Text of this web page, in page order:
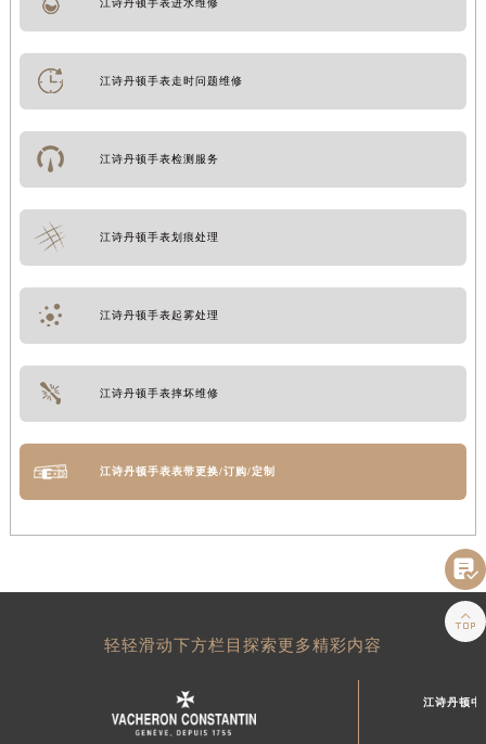
江诗丹顿手表进水维修
江诗丹顿手表走时问题维修
江诗丹顿手表检测服务
江诗丹顿手表划痕处理
江诗丹顿手表起雾处理
江诗丹顿手表摔坏维修
江诗丹顿手表表带更换/订购/定制
轻轻滑动下方栏目探索更多精彩内容
江诗丹顿中

